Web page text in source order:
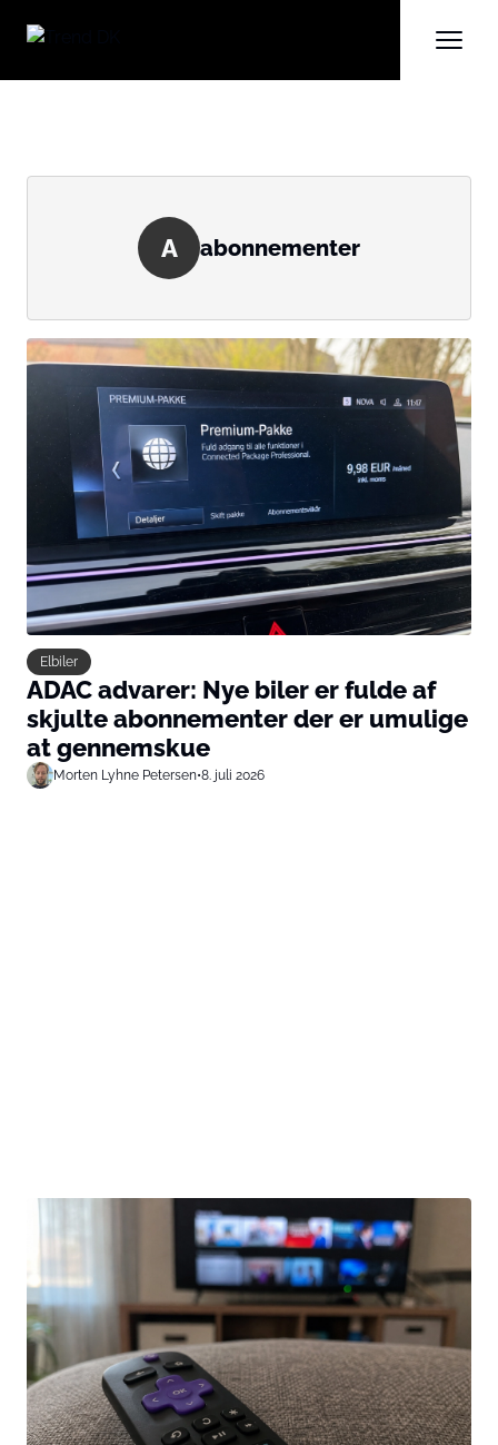
A abonnementer
Elbiler
ADAC advarer: Nye biler er fulde af
skjulte abonnementer der er umulige
at gennemskue
Morten Lyhne Petersen•8. juli 2026